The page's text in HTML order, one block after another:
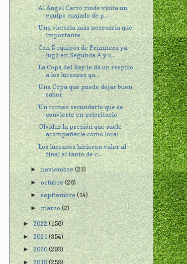
Al Ángel Carro rinde visita un
equipo cuajado de p...
Una victoria más necesaria que
importante
Con 5 equipos de Primnera ya
jugó en Segunda A y c...
La Copa del Rey le da un respiro
a los lucenses qu...
Una Copa que puede dejar buen
sabor
Un torneo secundario que se
convierte en prioritario
Olvidar la presión que suele
acompañarle como local
Los lucenses hicieron valer al
final el tanto de c...
►noviembre(23)
►octubre(26)
►septiembre(14)
►marzo(2)
►2022(156)
►2021(354)
►2020(293)
►2019(259)